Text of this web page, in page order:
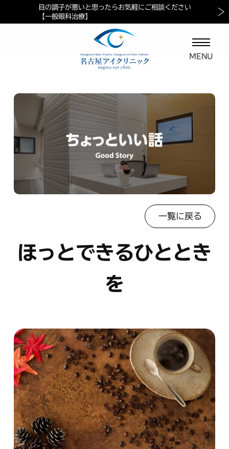
当院におけるペイシェントハラスメントに対する方針
目の調子が悪いと思ったらお気軽にご相談ください
【一般眼科治療】
マイナ保険証ご利用の案内
一覧に戻る
ほっとできるひととき
を